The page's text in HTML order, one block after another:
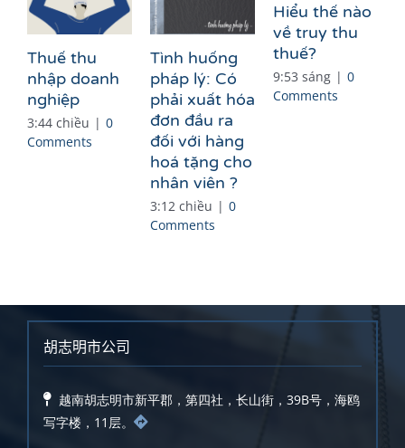
Thuế thu
nhập doanh
nghiệp
3:44 chiều | 0
Comments
Tình huống
pháp lý: Có
phải xuất hóa
đơn đầu ra
đối với hàng
hoá tặng cho
nhân viên ?
3:12 chiều | 0
Comments
Hiểu thế nào
về truy thu
thuế?
9:53 sáng | 0
Comments
胡志明市公司
越南胡志明市新平郡，第四社，长山街，39B号，海鸥
写字楼，11层。